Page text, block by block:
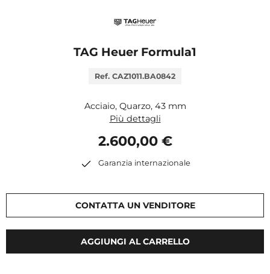
TAG Heuer Formula1
Ref. CAZ1011.BA0842
Acciaio, Quarzo, 43 mm
Più dettagli
2.600,00 €
Garanzia internazionale
CONTATTA UN VENDITORE
AGGIUNGI AL CARRELLO